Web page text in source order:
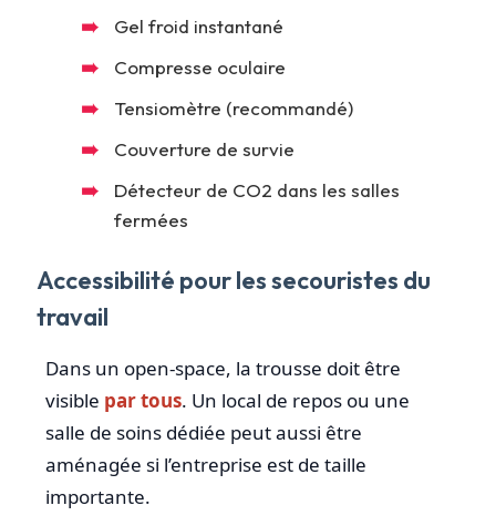
Gel froid instantané
Compresse oculaire
Tensiomètre (recommandé)
Couverture de survie
Détecteur de CO2 dans les salles
fermées
Accessibilité pour les secouristes du
travail
Dans un open-space, la trousse doit être
visible par tous. Un local de repos ou une
salle de soins dédiée peut aussi être
aménagée si l’entreprise est de taille
importante.